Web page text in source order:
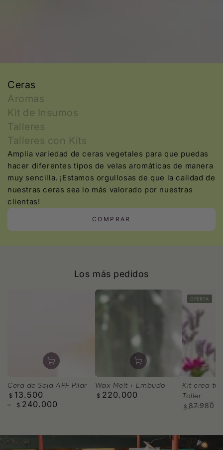
Ceras
Aromas
Kit de Insumos
Talleres
Talleres con Kits
Amplia variedad de ceras vegetales para que puedas
hacer diferentes tipos de velas aromáticas de manera
muy sencilla. ¡Estamos orgullosas de que la calidad de
nuestras ceras sea lo más valorado por nuestras
clientas!
COMPRAR
Los más pedidos
Cera de Soja APF Pilar
Precio
regular
$ 13.500
$ 240.000
Wax Melt + Embudo
Precio
$ 220.000
Kit crea
Taller
$ 87.980
OFERTA